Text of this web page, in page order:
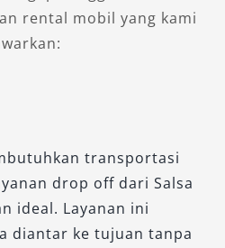
layanan sewa mobil
seperti rem, ban,
dokumen agar perjalanan
Sesuai Preferensi
Sopir)
rental mobil yang kami
transportasi
drop off dari Salsa
ideal. Layanan ini
diantar ke tujuan tanpa